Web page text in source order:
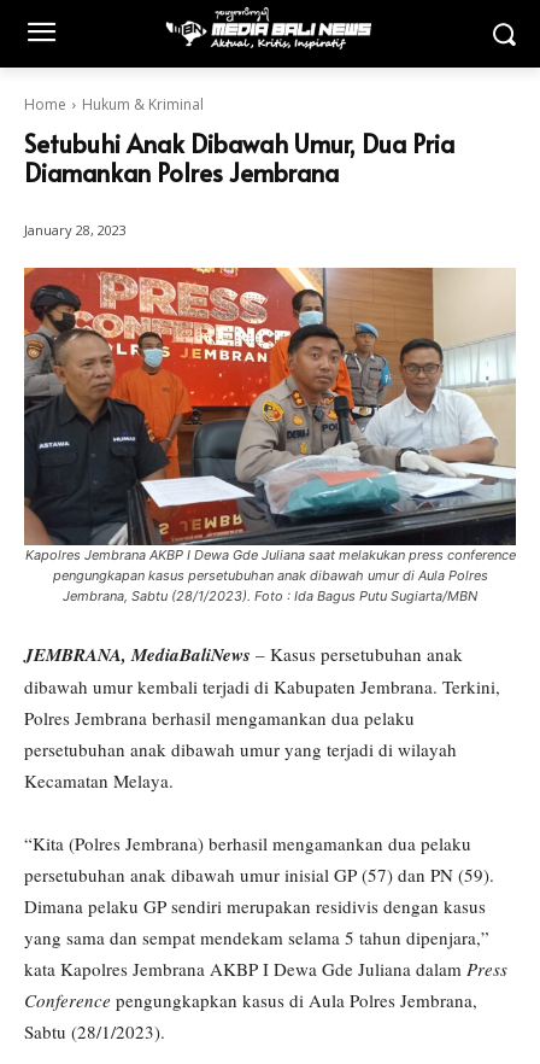
Home Hukum & Kriminal
Setubuhi Anak Dibawah Umur, Dua Pria
Diamankan Polres Jembrana
January 28, 2023
Kapolres Jembrana AKBP I Dewa Gde Juliana saat melakukan press conference
pengungkapan kasus persetubuhan anak dibawah umur di Aula Polres
Jembrana, Sabtu (28/1/2023). Foto : Ida Bagus Putu Sugiarta/MBN
JEMBRANA, MediaBaliNews – Kasus persetubuhan anak
dibawah umur kembali terjadi di Kabupaten Jembrana. Terkini,
Polres Jembrana berhasil mengamankan dua pelaku
persetubuhan anak dibawah umur yang terjadi di wilayah
Kecamatan Melaya.
“Kita (Polres Jembrana) berhasil mengamankan dua pelaku
persetubuhan anak dibawah umur inisial GP (57) dan PN (59).
Dimana pelaku GP sendiri merupakan residivis dengan kasus
yang sama dan sempat mendekam selama 5 tahun dipenjara,”
kata Kapolres Jembrana AKBP I Dewa Gde Juliana dalam Press
Conference pengungkapkan kasus di Aula Polres Jembrana,
Sabtu (28/1/2023).